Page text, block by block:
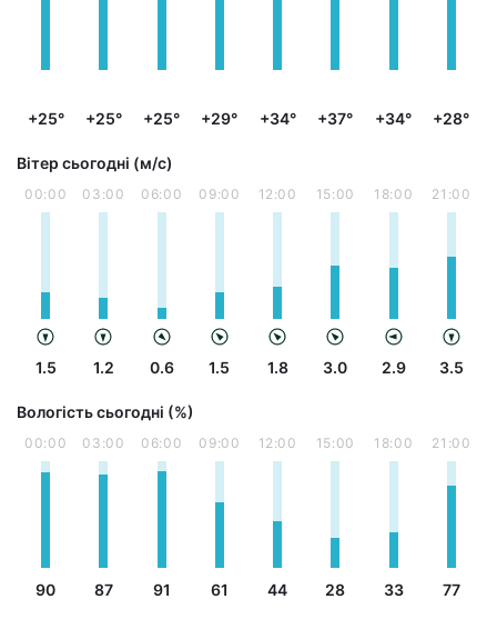
+25° +25° +25° +29° +34° +37° +34° +28°
Вітер сьогодні (м/с)
00:00
1.5
03:00
1.2
06:00
0.6
09:00
1.5
12:00
1.8
15:00
3.0
18:00
2.9
21:00
3.5
Вологість сьогодні (%)
00:00
90
03:00
87
06:00
91
09:00
61
12:00
44
15:00
28
18:00
33
21:00
77